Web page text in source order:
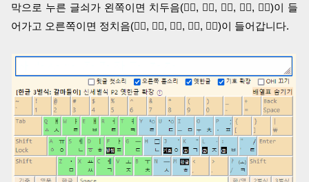
막으로 누른 글쇠가 왼쪽이면 치두음(ᄼᅠ, ᄽᅠ, ᅎᅠ, ᅏᅠ, ᅔᅠ)이 들
어가고 오른쪽이면 정치음(ᄾᅠ, ᄿᅠ, ᅐᅠ, ᅑᅠ, ᅕᅠ)이 들어갑니다.